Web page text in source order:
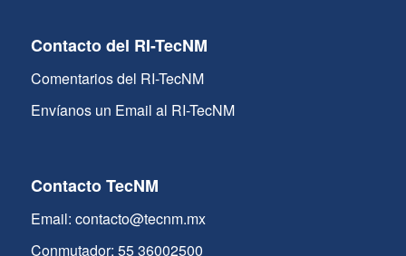
Contacto del RI-TecNM
Comentarios del RI-TecNM
Envíanos un Email al RI-TecNM
Contacto TecNM
Email: contacto@tecnm.mx
Conmutador: 55 36002500